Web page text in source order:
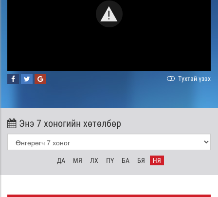
Тухтай үзэх
Энэ 7 хоногийн хөтөлбөр
ДА МЯ ЛХ ПҮ БА БЯ НЯ